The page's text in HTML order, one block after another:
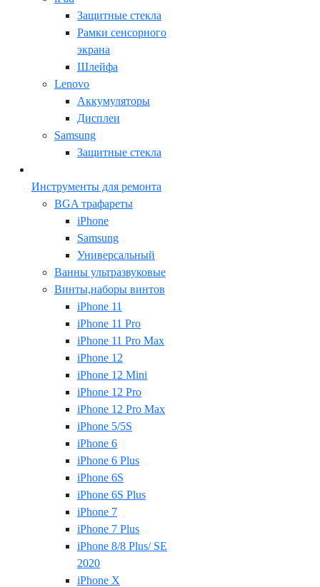
Защитные стекла
Рамки сенсорного
экрана
Шлейфа
Lenovo
Аккумуляторы
Дисплеи
Samsung
Защитные стекла
Инструменты для ремонта
BGA трафареты
iPhone
Samsung
Универсальный
Ванны ультразвуковые
Винты,наборы винтов
iPhone 11
iPhone 11 Pro
iPhone 11 Pro Max
iPhone 12
iPhone 12 Mini
iPhone 12 Pro
iPhone 12 Pro Max
iPhone 5/5S
iPhone 6
iPhone 6 Plus
iPhone 6S
iPhone 6S Plus
iPhone 7
iPhone 7 Plus
iPhone 8/8 Plus/ SE
2020
iPhone X